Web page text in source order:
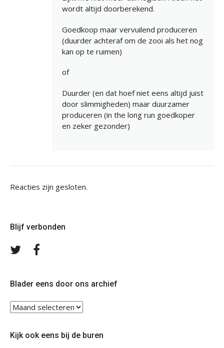
wordt altijd doorberekend.
Goedkoop maar vervuilend produceren
(duurder achteraf om de zooi als het nog
kan op te ruimen)
of
Duurder (en dat hoef niet eens altijd juist
door slimmigheden) maar duurzamer
produceren (in the long run goedkoper
en zeker gezonder)
Reacties zijn gesloten.
Blijf verbonden
Volg
Blader eens door ons archief
Blader
eens
ons
Kijk ook eens bij de buren